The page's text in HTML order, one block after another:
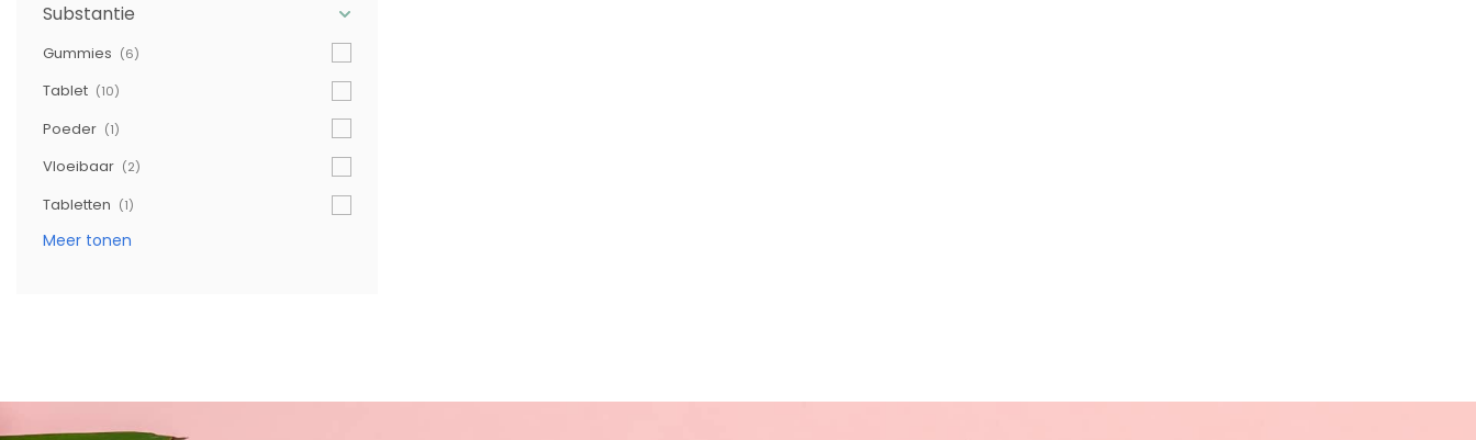
Substantie
Gummies (6)
Tablet (10)
Poeder (1)
Vloeibaar (2)
Tabletten (1)
Meer tonen